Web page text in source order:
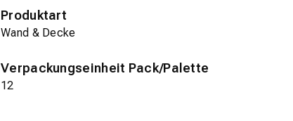
Produktart
Wand & Decke
Verpackungseinheit Pack/Palette
12